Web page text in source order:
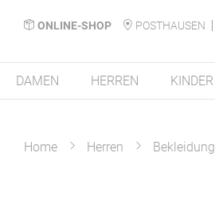
ONLINE-SHOP POSTHAUSEN
DAMEN HERREN KINDER
Home Herren Bekleidung